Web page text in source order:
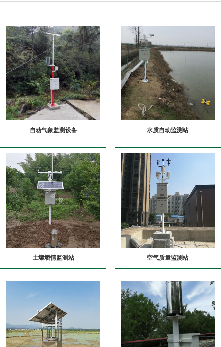
自动气象监测设备 水质自动监测站
土壤墒情监测站 空气质量监测站